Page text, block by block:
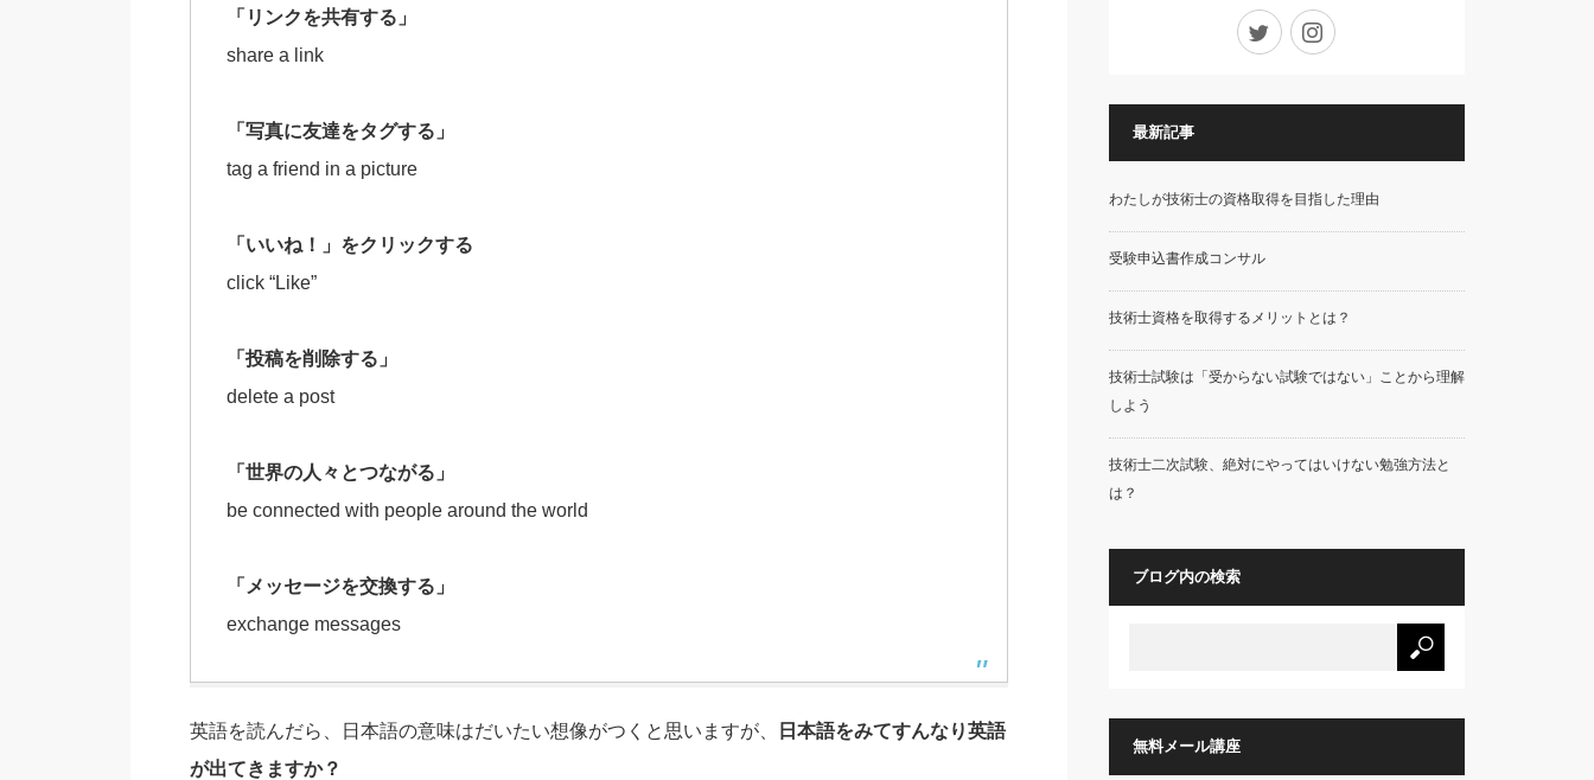
「リンクを共有する」
share a link
「写真に友達をタグする」
tag a friend in a picture
「いいね！」をクリックする
click “Like”
「投稿を削除する」
delete a post
「世界の人々とつながる」
be connected with people around the world
「メッセージを交換する」
exchange messages
英語を読んだら、日本語の意味はだいたい想像がつくと思いますが、
日本語をみてすんなり英語
が出てきますか？
Twitter
最新記事
わたしが技術士の資格取得を目指した理由
受験申込書作成コンサル
技術士資格を取得するメリットとは？
技術士試験は「受からない試験ではない」ことから理解
しよう
技術士二次試験、絶対にやってはいけない勉強方法と
は？
ブログ内の検索
無料メール講座